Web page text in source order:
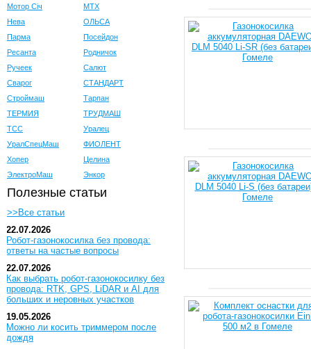
Мотор Сiч
МТХ
Нева
ОЛЬСА
Парма
Посейдон
Ресанта
Родничок
Ручеек
Салют
Сварог
СТАНДАРТ
Строймаш
Тарпан
ТЕРМИЯ
ТРУДМАШ
ТСС
Уралец
УралСпецМаш
ФИОЛЕНТ
Хопер
Целина
ЭлектроМаш
Энкор
Полезные статьи
>>Все статьи
22.07.2026
Робот-газонокосилка без провода:
ответы на частые вопросы
22.07.2026
Как выбрать робот-газонокосилку без
провода: RTK, GPS, LiDAR и AI для
больших и неровных участков
19.05.2026
Можно ли косить триммером после
дождя